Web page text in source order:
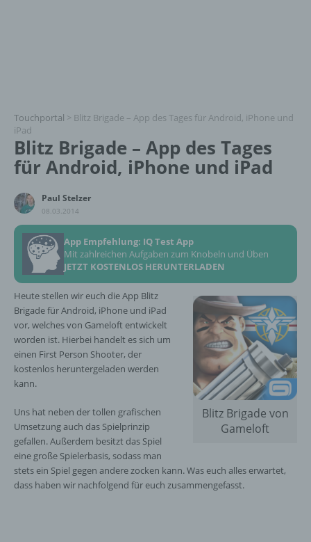
Touchportal > Blitz Brigade – App des Tages für Android, iPhone und
iPad
Blitz Brigade – App des Tages
für Android, iPhone und iPad
Paul Stelzer
08.03.2014
App Empfehlung: IQ Test App
Mit zahlreichen Aufgaben zum Knobeln und Üben
JETZT KOSTENLOS HERUNTERLADEN
Blitz Brigade von
Gameloft
Heute stellen wir euch die App Blitz
Brigade für Android, iPhone und iPad
vor, welches von Gameloft entwickelt
worden ist. Hierbei handelt es sich um
einen First Person Shooter, der
kostenlos heruntergeladen werden
kann.
Uns hat neben der tollen grafischen
Umsetzung auch das Spielprinzip
gefallen. Außerdem besitzt das Spiel
eine große Spielerbasis, sodass man
stets ein Spiel gegen andere zocken kann. Was euch alles erwartet,
dass haben wir nachfolgend für euch zusammengefasst.